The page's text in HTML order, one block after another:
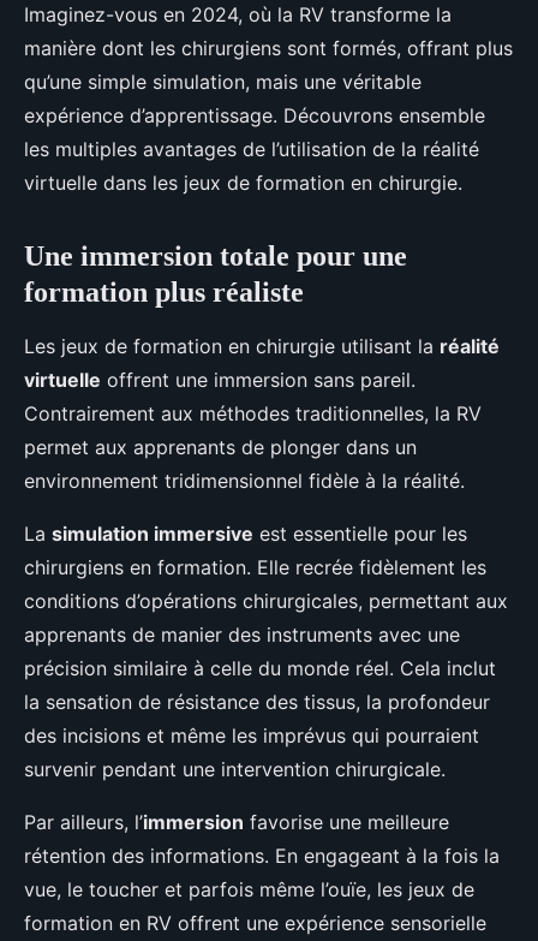
Imaginez-vous en 2024, où la RV transforme la
manière dont les chirurgiens sont formés, offrant plus
qu’une simple simulation, mais une véritable
expérience d’apprentissage. Découvrons ensemble
les multiples avantages de l’utilisation de la réalité
virtuelle dans les jeux de formation en chirurgie.
Une immersion totale pour une
formation plus réaliste
Les jeux de formation en chirurgie utilisant la réalité
virtuelle offrent une immersion sans pareil.
Contrairement aux méthodes traditionnelles, la RV
permet aux apprenants de plonger dans un
environnement tridimensionnel fidèle à la réalité.
La simulation immersive est essentielle pour les
chirurgiens en formation. Elle recrée fidèlement les
conditions d’opérations chirurgicales, permettant aux
apprenants de manier des instruments avec une
précision similaire à celle du monde réel. Cela inclut
la sensation de résistance des tissus, la profondeur
des incisions et même les imprévus qui pourraient
survenir pendant une intervention chirurgicale.
Par ailleurs, l’immersion favorise une meilleure
rétention des informations. En engageant à la fois la
vue, le toucher et parfois même l’ouïe, les jeux de
formation en RV offrent une expérience sensorielle